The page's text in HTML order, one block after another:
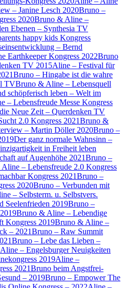
– Janine Lesch 2020Bruno –
2020Bruno & Aline –
Ebenen – Synthesia TV
happy kids Kongress
– Bernd
Earthkeeper Kongress 2022Bruno
TV 2015Aline – Festival für
Bruno – Hingabe ist die wahre
TVBruno & Aline – Lebensquell
schöpferisch leben – Welt im
– Lebensfreude Messe Kongress
Neue Zeit – Querdenken TV
2.0 Kongress 2021Bruno &
– Martin Döller 2020Bruno –
Der ganz normale Wahnsinn –
in Freiheit leben
auf Augenhöhe 2021Bruno –
– Lebensfreude 2.0 Kongress
Kongress 2021Bruno –
2020Bruno – Verbunden mit
– Selbsterm. u. Selbstvers.
Seelenfrieden 2019Bruno –
Bruno & Aline – Lebendige
Kongress 2019Bruno & Aline –
– 2021Bruno – Raw Summit
Bruno – Lebe das Lieben –
– Engelsburger Neuigkeiten
2019Aline –
2021Bruno beim Angstfrei-
– 2019Bruno – Empower The